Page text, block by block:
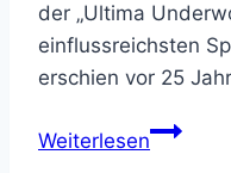
der „Ultima
einflussreichsten
erschien vor 25
Weiterlesen25